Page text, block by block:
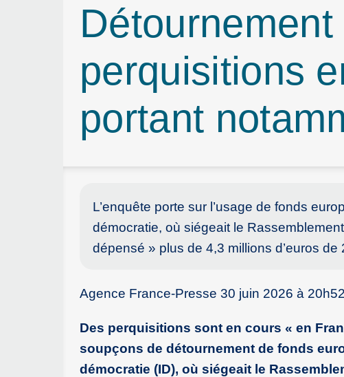
perquisitions
portant
L’enquête porte sur l’usage de fonds
démocratie, où siégeait le
dépensé » plus de 4,3 millions d’euros de
Agence France-Presse 30 juin 2026 à 20h52
Des perquisitions sont en cours « en
soupçons de détournement de fonds
démocratie (ID), où siégeait le